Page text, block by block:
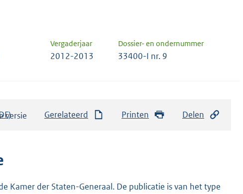
Vergaderjaar Dossier- en ondernummer
2012-2013 33400-I nr. 9
b
n
Gerelateerd Printen Delen
Kamer der Staten-Generaal. De publicatie is van het type